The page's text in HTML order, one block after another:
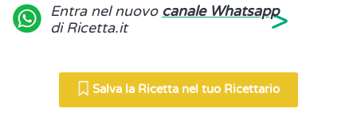
Entra nel nuovo canale Whatsapp
di Ricetta.it
>
Salva la Ricetta nel tuo Ricettario